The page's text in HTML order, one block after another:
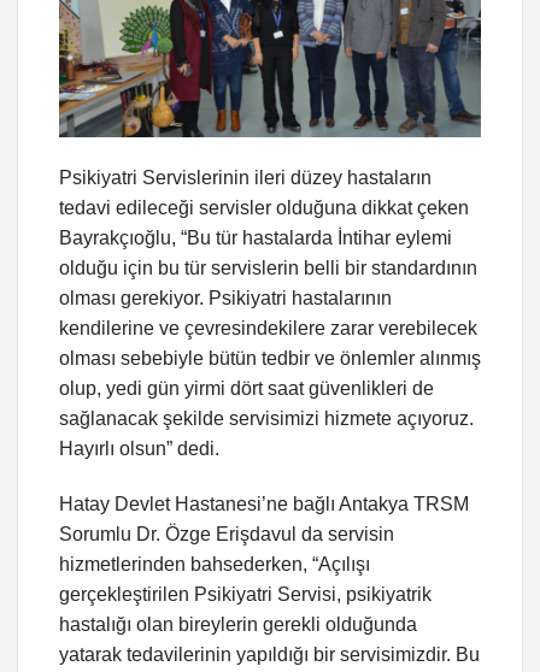
Psikiyatri Servislerinin ileri düzey hastaların
tedavi edileceği servisler olduğuna dikkat çeken
Bayrakçıoğlu, “Bu tür hastalarda İntihar eylemi
olduğu için bu tür servislerin belli bir standardının
olması gerekiyor. Psikiyatri hastalarının
kendilerine ve çevresindekilere zarar verebilecek
olması sebebiyle bütün tedbir ve önlemler alınmış
olup, yedi gün yirmi dört saat güvenlikleri de
sağlanacak şekilde servisimizi hizmete açıyoruz.
Hayırlı olsun” dedi.
Hatay Devlet Hastanesi’ne bağlı Antakya TRSM
Sorumlu Dr. Özge Erişdavul da servisin
hizmetlerinden bahsederken, “Açılışı
gerçekleştirilen Psikiyatri Servisi, psikiyatrik
hastalığı olan bireylerin gerekli olduğunda
yatarak tedavilerinin yapıldığı bir servisimizdir. Bu